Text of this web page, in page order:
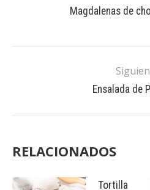
Magdalenas de
Ensalada de
RELACIONADOS
Tortilla